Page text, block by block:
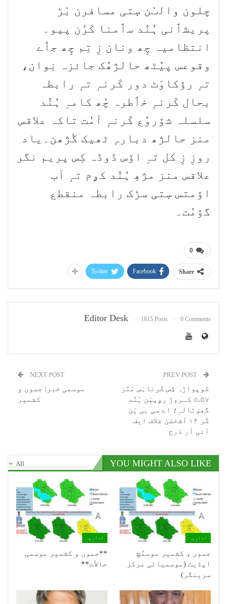
چلون والٮٔن سٜتی مسافرن بٔڑ
پریشٲنی ہُنٛد سٲمنا کَرُن پیو۔
انتظامیہ چِھ ونان زِ تِم چِھ جٲے
وقوعس پیٚٹھ حالژھُک جائزہ نِوان،
تہٕ رۆکاوَٹ دور کَرنہٕ تہٕ رابطہ
بحال کَرنہٕ خٲطرہ چُھ کامہِ ہُنٛد
سلسلہ شۆروٗع کَرنہٕ آمُت تاکہ علاقس
منز حالژھ دبارہٕ ٹھیک گٔژھن۔یاد
روزِ زِ کل تہِ اۆس ڈوڈہ کِس پریم نگر
علاقس منز مژھِ ہُنٛد کۄم تہٕ آب
اۆمتس سٜتی سڑک رابطہ منقطع
گۆمُت۔
0
Share
Facebook
Twitter
Editor Desk 1815 Posts 0 Comments
کوپواڑہ کِس کَرناہَس مَنٛز
۵.۵۷ کـروڑ رۄپیَن ہُنٛد
گھوٹالہٕ؛ اے سی بی یَن
کٔر ۱۴ اَشخصَن خِلاف ایف
آئی آر دَرج
NEXT POST
موسمی خبر: جموں و
کشمیر
All YOU MIGHT ALSO LIKE
اداریہ
جموں و کشمیر موسمُچ
اپڈیٹ (موسمیاتی مرکز
سرینگر)
اداریہ
**جموں و كشمیر موسمی
حالأت**